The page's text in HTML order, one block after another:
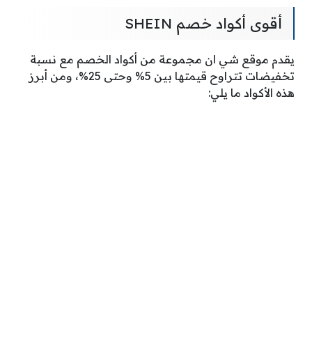
أقوى أكواد خصم SHEIN
يقدم موقع شي ان مجموعة من أكواد الخصم مع نسبة
تخفيضات تتراوح قيمتها بين 5% وحتى 25%، ومن أبرز
هذه الأكواد ما يلي: